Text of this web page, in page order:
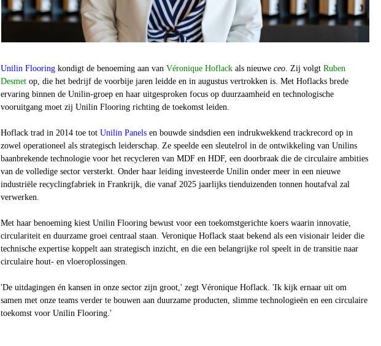
Unilin Flooring kondigt de benoeming aan van Véronique Hoflack als nieuwe ceo. Zij volgt Ruben
Desmet op, die het bedrijf de voorbije jaren leidde en in augustus vertrokken is. Met Hoflacks brede
ervaring binnen de Unilin-groep en haar uitgesproken focus op duurzaamheid en technologische
vooruitgang moet zij Unilin Flooring richting de toekomst leiden.
Hoflack trad in 2014 toe tot Unilin Panels en bouwde sindsdien een indrukwekkend trackrecord op in
zowel operationeel als strategisch leiderschap. Ze speelde een sleutelrol in de ontwikkeling van Unilins
baanbrekende technologie voor het recycleren van MDF en HDF, een doorbraak die de circulaire ambities
van de volledige sector versterkt. Onder haar leiding investeerde Unilin onder meer in een nieuwe
industriële recyclingfabriek in Frankrijk, die vanaf 2025 jaarlijks tienduizenden tonnen houtafval zal
verwerken.
Met haar benoeming kiest Unilin Flooring bewust voor een toekomstgerichte koers waarin innovatie,
circulariteit en duurzame groei centraal staan. Veronique Hoflack staat bekend als een visionair leider die
technische expertise koppelt aan strategisch inzicht, en die een belangrijke rol speelt in de transitie naar
circulaire hout- en vloeroplossingen.
'De uitdagingen én kansen in onze sector zijn groot,' zegt Véronique Hoflack. 'Ik kijk ernaar uit om
samen met onze teams verder te bouwen aan duurzame producten, slimme technologieën en een circulaire
toekomst voor Unilin Flooring.'